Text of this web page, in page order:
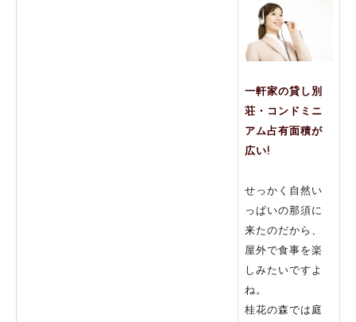
一軒家の貸し別
荘・コンドミニ
アム占有面積が
広い!
せっかく自然い
っぱいの那須に
来たのだから、
屋外で食事を楽
しみたいですよ
ね。
桂花の森では庭